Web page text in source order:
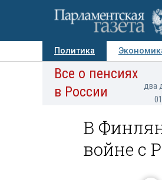
Политика
Авторы Персоны
Все о пенсиях
в России
два
В
войне с